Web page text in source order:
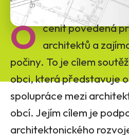
O cenit povedená
architektů a
počiny. To je cílem
obci, která představuje
spolupráce mezi
obcí. Jejím cílem je
architektonického